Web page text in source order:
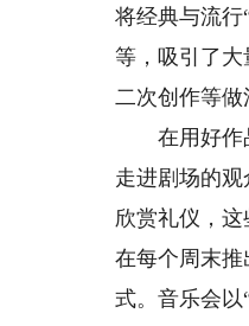
将经典与流
等，吸引了
二次创作等做
在用好作品
走进剧场的
欣赏礼仪，
在每个周末
式。音乐会